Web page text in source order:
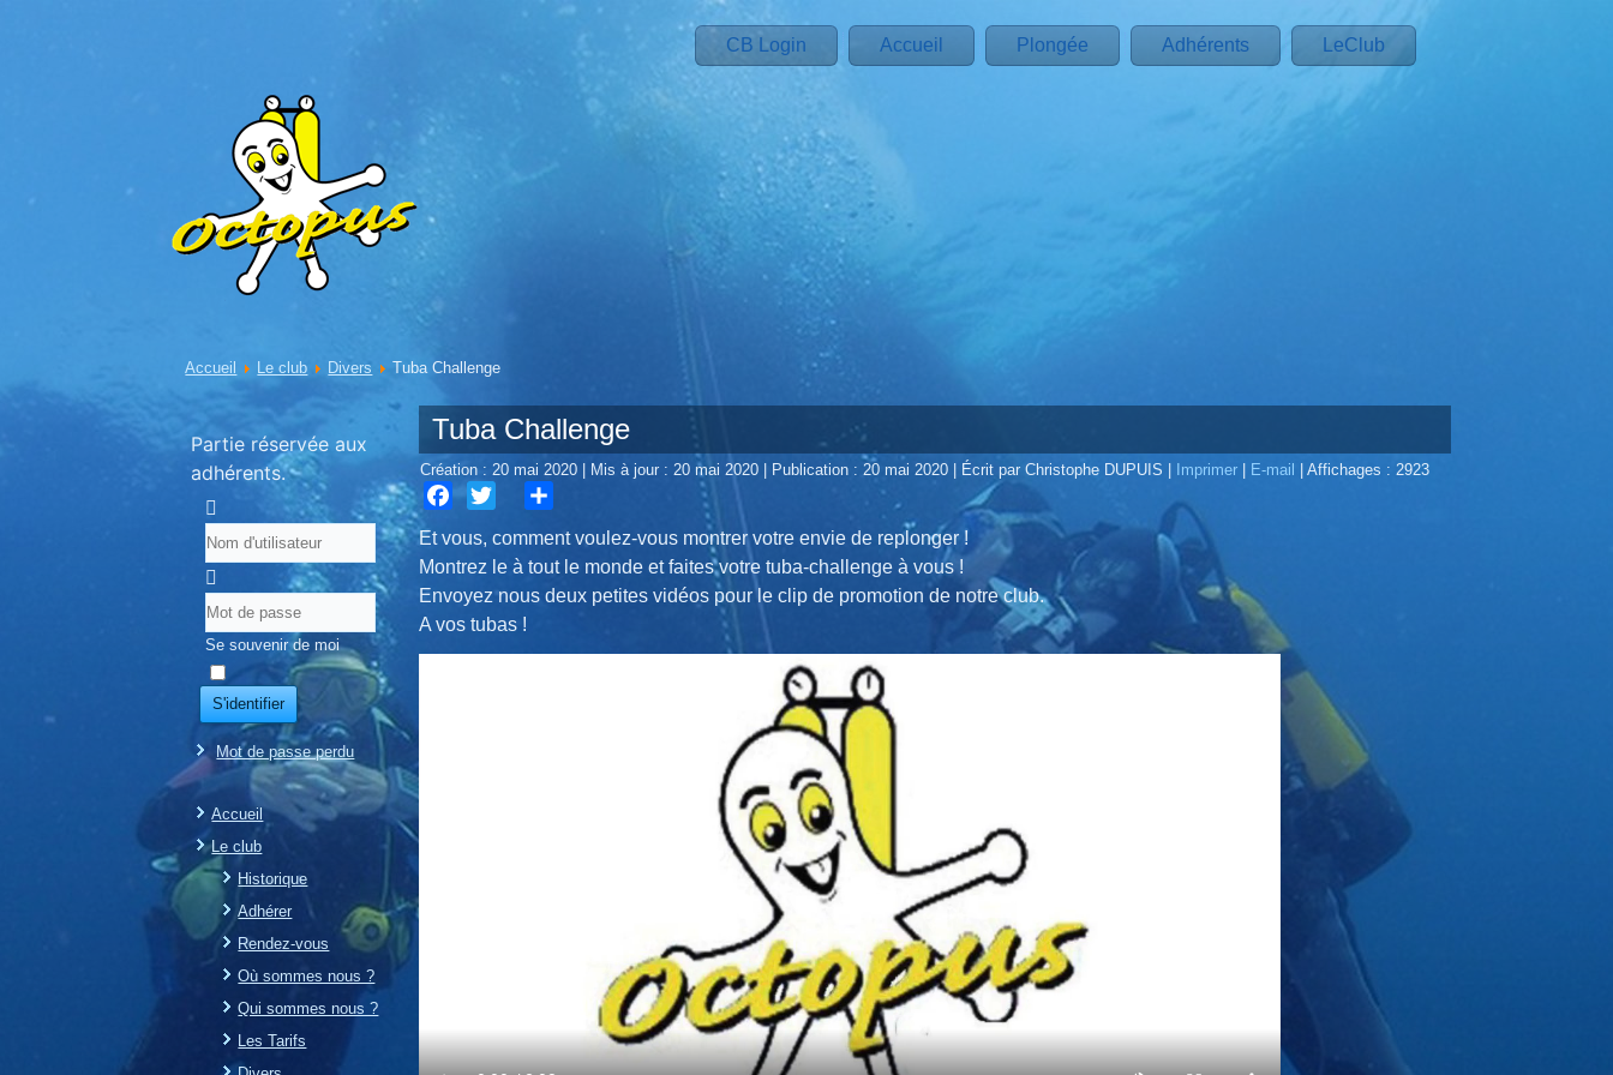
CB Login Accueil Plongée Adhérents LeClub
Accueil Le club Divers Tuba Challenge
Partie réservée aux
adhérents.
Se souvenir de moi
S'identifier
Mot de passe perdu
Accueil
Le club
Historique
Adhérer
Rendez-vous
Où sommes nous ?
Qui sommes nous ?
Les Tarifs
Tuba Challenge
Création : 20 mai 2020 Mis à jour : 20 mai 2020 Publication : 20 mai 2020 Écrit par Christophe DUPUIS Imprimer E-mail |Affichages : 2923
Et vous, comment voulez-vous montrer votre envie de replonger !
Montrez le à tout le monde et faites votre tuba-challenge à vous !
Envoyez nous deux petites vidéos pour le clip de promotion de notre club.
A vos tubas !